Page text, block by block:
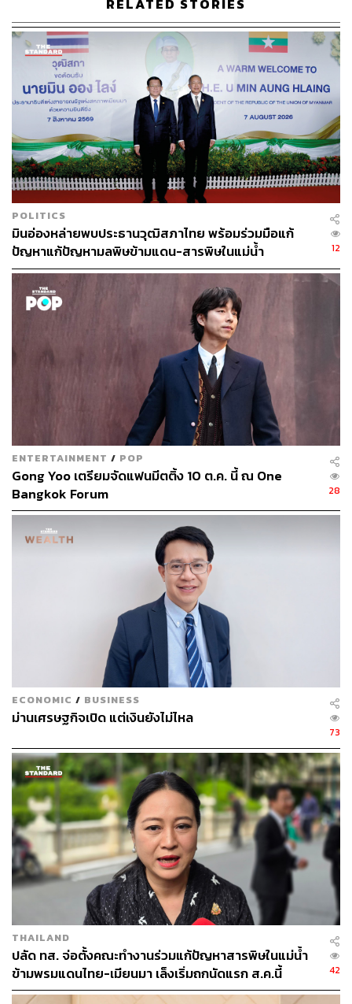
ในช่วงแรก แนวคิดเรื่อง ‘ความสุขมวลรวมประชาชาติ’ อาจ
ดูเหมือนเป็นเพียงสโลแกนของประเทศ แต่เมื่อได้เดินทางมา
สัมผัสจริงกลับพบว่า แนวคิดนี้ฝังอยู่ในวิถีชีวิตของผู้คน ตั้งแต่
การท่องเที่ยว การใช้ชีวิต ไปจนถึงนโยบายภาครัฐ
หากย้อนกลับไปถึงจุดเริ่มต้น ภูฏานเลือกใช้แนวคิด GNH
(Gross National Happiness) หรือ ‘ความสุขมวลรวม
ประชาชาติ’ แทนตัวเลข GDP ไม่ใช่เพียงการเปลี่ยนชื่อเรียก
ตัวชี้วัดทางเศรษฐกิจ แต่คือการเปลี่ยน เข็มทิศ ของการ
พัฒนาประเทศ
แนวคิดดังกล่าวเริ่มต้นขึ้นในปี 1972 จากพระราชดำรัสของ
สมเด็จพระราชาธิบดีจิกมี สิงเย วังชุก ที่ว่า ‘Gross National
Happiness is more important than Gross Domestic
Product’ เนื่องจากทรงมองว่า การเติบโตทางเศรษฐกิจแบบ
ตะวันตกเพียงอย่างเดียว มักต้องแลกมาด้วยการสูญเสียสิ่ง
แวดล้อมและวัฒนธรรมดั้งเดิมของประเทศ
จากนั้น ภูฏานจึงนำหลักพุทธศาสนามาปรับใช้กับการบริหาร
ประเทศ โดยให้ความสำคัญกับความสมดุลระหว่างโลกวัตถุ
และจิตวิญญาณ เพราะแม้ GDP จะวัดการผลิตและการ
บริโภคได้ แต่ไม่สามารถสะท้อนว่า ประชาชนมีความสุข
หรือเผชิญความเครียดมากเพียงใด รวมถึงไม่สามารถวัด
ต้นทุนด้านทรัพยากรธรรมชาติที่สูญเสียไปได้
นโยบายได้จริง ภูฏานจึงกำหนดหลักการสำคัญ 4 ด้าน ได้แก่
1.การพัฒนาเศรษฐกิจและสังคมอย่างยั่งยืน พร้อมกระจาย
รายได้อย่างทั่วถึง เพื่อลดความเหลื่อมล้ำ
2.การอนุรักษ์สิ่งแวดล้อม โดยภูฏานถือเป็นประเทศเดียวใน
โลกที่มีสถานะ Negative Carbon หรือสามารถดูดซับก๊าซ
คาร์บอนได้มากกว่าที่ปล่อยออกมา อีกทั้งกฎหมายยังกำหนด
ให้ประเทศต้องมีพื้นที่ป่าไม้อย่างน้อย 60%
3.การอนุรักษ์วัฒนธรรม ทั้งภาษา, การแต่งกาย และ
เอกลักษณ์ดั้งเดิม
และ 4.ธรรมาภิบาล ที่เน้นความโปร่งใสและยึดความสุขของ
RELATED STORIES
POLITICS
มินอ่องหล่ายพบประธานวุฒิสภาไทย พร้อมร่วมมือแก้
ปัญหาแก้ปัญหามลพิษข้ามแดน-สารพิษในแม่น้ำ
12
ENTERTAINMENT / POP
Gong Yoo เตรียมจัดแฟนมีตติ้ง 10 ต.ค. นี้ ณ One
Bangkok Forum
28
ECONOMIC / BUSINESS
ม่านเศรษฐกิจเปิด แต่เงินยังไม่ไหล
73
THAILAND
ปลัด ทส. จ่อตั้งคณะทำงานร่วมแก้ปัญหาสารพิษในแม่น้ำ
ข้ามพรมแดนไทย-เมียนมา เล็งเริ่มถกนัดแรก ส.ค.นี้
42